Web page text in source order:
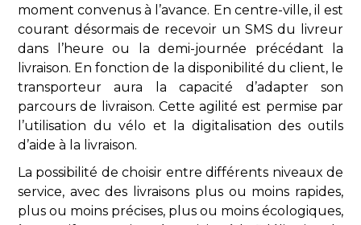
moment convenus à l’avance. En centre-ville, il est
courant désormais de recevoir un SMS du livreur
dans l’heure ou la demi-journée précédant la
livraison. En fonction de la disponibilité du client, le
transporteur aura la capacité d’adapter son
parcours de livraison. Cette agilité est permise par
l’utilisation du vélo et la digitalisation des outils
d’aide à la livraison.
La possibilité de choisir entre différents niveaux de
service, avec des livraisons plus ou moins rapides,
plus ou moins précises, plus ou moins écologiques,